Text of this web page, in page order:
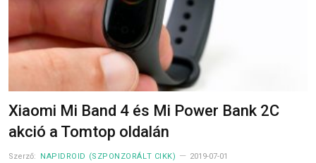
Xiaomi Mi Band 4 és Mi Power Bank 2C
akció a Tomtop oldalán
Szerző: NAPIDROID (SZPONZORÁLT CIKK) 2019-07-01